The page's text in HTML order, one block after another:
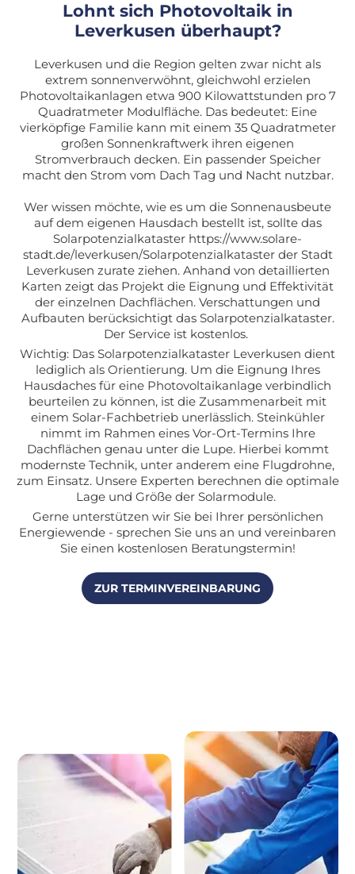
Lohnt sich Photovoltaik in
Leverkusen überhaupt?
Leverkusen und die Region gelten zwar nicht als
extrem sonnenverwöhnt, gleichwohl erzielen
Photovoltaikanlagen etwa 900 Kilowattstunden pro 7
Quadratmeter Modulfläche. Das bedeutet: Eine
vierköpfige Familie kann mit einem 35 Quadratmeter
großen Sonnenkraftwerk ihren eigenen
Stromverbrauch decken. Ein passender Speicher
macht den Strom vom Dach Tag und Nacht nutzbar.
Wer wissen möchte, wie es um die Sonnenausbeute
auf dem eigenen Hausdach bestellt ist, sollte das
Solarpotenzialkataster https://www.solare-
stadt.de/leverkusen/Solarpotenzialkataster der Stadt
Leverkusen zurate ziehen. Anhand von detaillierten
Karten zeigt das Projekt die Eignung und Effektivität
der einzelnen Dachflächen. Verschattungen und
Aufbauten berücksichtigt das Solarpotenzialkataster.
Der Service ist kostenlos.
Wichtig: Das Solarpotenzialkataster Leverkusen dient
lediglich als Orientierung. Um die Eignung Ihres
Hausdaches für eine Photovoltaikanlage verbindlich
beurteilen zu können, ist die Zusammenarbeit mit
einem Solar-Fachbetrieb unerlässlich. Steinkühler
nimmt im Rahmen eines Vor-Ort-Termins Ihre
Dachflächen genau unter die Lupe. Hierbei kommt
modernste Technik, unter anderem eine Flugdrohne,
zum Einsatz. Unsere Experten berechnen die optimale
Lage und Größe der Solarmodule.
Gerne unterstützen wir Sie bei Ihrer persönlichen
Energiewende - sprechen Sie uns an und vereinbaren
Sie einen kostenlosen Beratungstermin!
ZUR TERMINVEREINBARUNG